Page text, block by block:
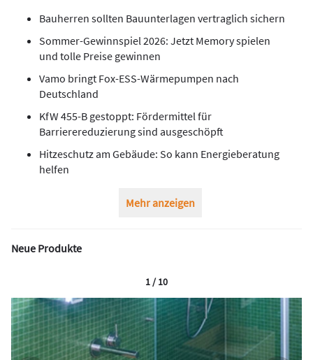
Bauherren sollten Bauunterlagen vertraglich sichern
Sommer-Gewinnspiel 2026: Jetzt Memory spielen
und tolle Preise gewinnen
Vamo bringt Fox-ESS-Wärmepumpen nach
Deutschland
KfW 455-B gestoppt: Fördermittel für
Barrierereduzierung sind ausgeschöpft
Hitzeschutz am Gebäude: So kann Energieberatung
helfen
Mehr anzeigen
Neue Produkte
1 / 10